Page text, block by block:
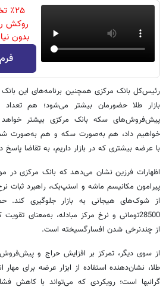
روکش
بدون
رئیس‌کل بانک مرکزی همچنین برنامه‌های این بانک
بازار طلا حضورمان بیشتر می‌شود؛ هم
پیش‌فروش‌های سکه بانک مرکزی بیشتر خواهد
خواهیم داد، هم به‌صورت سکه و هم به‌صورت
با عرضه بیشتری که در بازار داریم، به تقاضا پاسخ
اظهارات فرزین نشان می‌دهد که بانک مرکزی در
پیرامون مکانیسم ماشه و اسنپ‌بک، راهبرد ثبات
از شوک‌های هیجانی به بازار جلوگیری کند.
28500تومانی و نرخ مرکز مبادله، به‌معنای
از چندنرخی شدن افسارگسیخته است.
از سوی دیگر، تمرکز بر افزایش حراج و
طلا، نشان‌دهنده استفاده از ابزار عرضه برای
گرانبها است؛ رویکردی که می‌تواند با کاهش